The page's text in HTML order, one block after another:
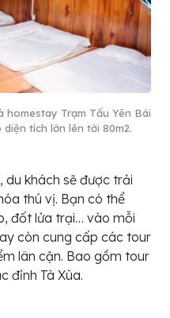
homestay Trạm Tấu Yên Bái
tích lớn lên tới 80m2.
du khách sẽ được trải
thú vị. Bạn có thể
đốt lửa trại… vào mỗi
còn cung cấp các tour
lân cận. Bao gồm tour
đỉnh Tà Xùa.